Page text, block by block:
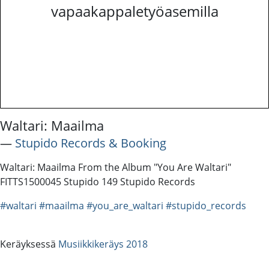
vapaakappaletyöasemilla
Waltari: Maailma
― Stupido Records & Booking
Waltari: Maailma From the Album "You Are Waltari"
FITTS1500045 Stupido 149 Stupido Records
#waltari #maailma #you_are_waltari #stupido_records
Keräyksessä Musiikkikeräys 2018